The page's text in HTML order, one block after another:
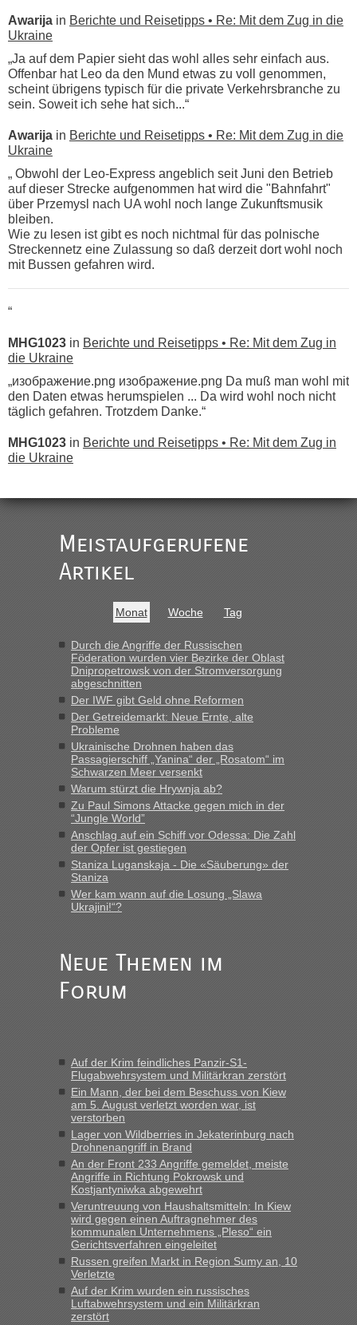
Awarija in Berichte und Reisetipps • Re: Mit dem Zug in die
Ukraine
„Ja auf dem Papier sieht das wohl alles sehr einfach aus.
Offenbar hat Leo da den Mund etwas zu voll genommen,
scheint übrigens typisch für die private Verkehrsbranche zu
sein. Soweit ich sehe hat sich...“
Awarija in Berichte und Reisetipps • Re: Mit dem Zug in die
Ukraine
„ Obwohl der Leo-Express angeblich seit Juni den Betrieb
auf dieser Strecke aufgenommen hat wird die "Bahnfahrt"
über Przemysl nach UA wohl noch lange Zukunftsmusik
bleiben.
Wie zu lesen ist gibt es noch nichtmal für das polnische
Streckennetz eine Zulassung so daß derzeit dort wohl noch
mit Bussen gefahren wird.
“
MHG1023 in Berichte und Reisetipps • Re: Mit dem Zug in
die Ukraine
„изображение.png изображение.png Da muß man wohl mit
den Daten etwas herumspielen ... Da wird wohl noch nicht
täglich gefahren. Trotzdem Danke.“
MHG1023 in Berichte und Reisetipps • Re: Mit dem Zug in
die Ukraine
Ist korrekt, aber ich finde man hätte trotzdem im Text gleich
darauf hinweisen können.
War aber nicht "böse" gemeint ...
buchbar - warum auch immer ...
Hab´s versucht - bekomme aber immer angezeigt "auf dieser
Strecke fahren wir nicht"
MHG1023 inBerichte und Reisetipps • Re: Mit dem Zug in
die Ukraine
„Man sollte aber explizit dazu schreiben, daß es ein Zug von
LeoExpress ist - und nur auf deren Webseite kann man die
Fahrkarten kaufen. Zumindest ist es die erste Umsteigefreie
Verbindung von Deutschland...“
Recht, Visa und Dokumente • Re: Deklaration
gebrauchter Kleidung beim Zoll
„Vielen Dank, mit einem Briefchen meiner Frau im Gepäck
gab es keine Probleme“
fast 11 Milliarden aufgedeckt
„Am besten wäre natürlich, wenn die Frau mit dabei ist.
Alleinreisende Männer stehen schließlich immer unter
Milliarden aufgedeckt
„Kein Zoll. Du musst an sich nur sagen dass das privat ist
und du nicht damit handeln willst. So lange das nicht
Originalverpackt ist und ersichlich das nicht neu sollte es
keine Probleme geben“
Recht, Visa und Dokumente • Deklaration
gebrauchter Kleidung beim Zoll
„Hallo Leute, ich weiß nicht, ob ich hier richtig bin mit meiner
Anfrage. Ich möchte 4 Umzugskartons mit gebrauchter
Straßen Kleidung bei der Einreise in die Ukraine
mitnehmen. Es ist gebrauchte Kleidung...“
Berichte und Reisetipps • Re: An welchem
Grenzübergang zwischen Polen und der Ukraine geht es am
schnellsten?
Meistaufgerufene
Artikel
Monat Woche Tag
Durch die Angriffe der Russischen
Föderation wurden vier Bezirke der Oblast
Dnipropetrowsk von der Stromversorgung
abgeschnitten
Der IWF gibt Geld ohne Reformen
Der Getreidemarkt: Neue Ernte, alte
Probleme
Ukrainische Drohnen haben das
Passagierschiff „Yanina“ der „Rosatom“ im
Schwarzen Meer versenkt
Warum stürzt die Hrywnja ab?
Zu Paul Simons Attacke gegen mich in der
“Jungle World”
Anschlag auf ein Schiff vor Odessa: Die Zahl
der Opfer ist gestiegen
Staniza Luganskaja - Die «Säuberung» der
Staniza
Wer kam wann auf die Losung „Slawa
Ukrajini!“?
Neue Themen im
Forum
Auf der Krim feindliches Panzir-S1-
Flugabwehrsystem und Militärkran zerstört
Ein Mann, der bei dem Beschuss von Kiew
am 5. August verletzt worden war, ist
verstorben
Lager von Wildberries in Jekaterinburg nach
Drohnenangriff in Brand
An der Front 233 Angriffe gemeldet, meiste
Angriffe in Richtung Pokrowsk und
Kostjantyniwka abgewehrt
Veruntreuung von Haushaltsmitteln: In Kiew
wird gegen einen Auftragnehmer des
kommunalen Unternehmens „Pleso“ ein
Gerichtsverfahren eingeleitet
Russen greifen Markt in Region Sumy an, 10
Verletzte
Auf der Krim wurden ein russisches
Luftabwehrsystem und ein Militärkran
zerstört